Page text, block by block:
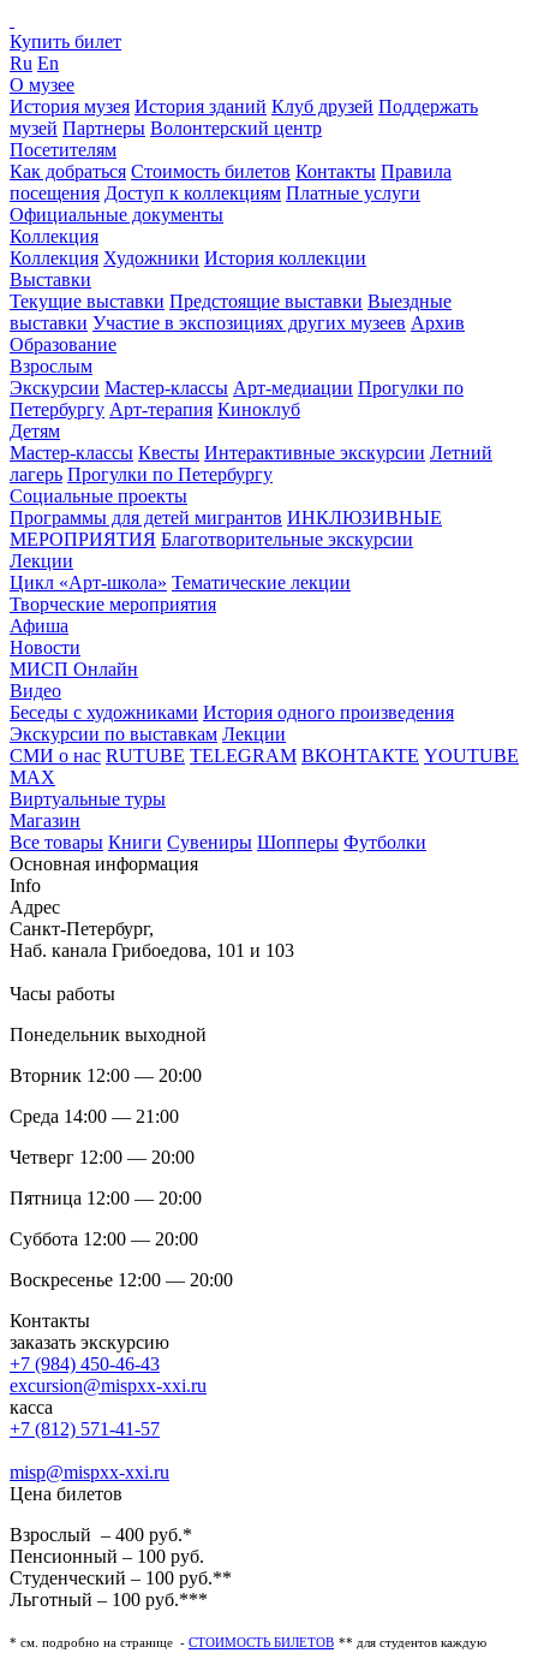
Купить билет
Ru En
О музее
История музея История зданий Клуб друзей Поддержать
музей Партнеры Волонтерский центр
Посетителям
Как добраться Стоимость билетов Контакты Правила
посещения Доступ к коллекциям Платные услуги
Официальные документы
Коллекция
Коллекция Художники История коллекции
Выставки
Текущие выставки Предстоящие выставки Выездные
выставки Участие в экспозициях других музеев Архив
Образование
Взрослым
Экскурсии Мастер-классы Арт-медиации Прогулки по
Петербургу Арт-терапия Киноклуб
Детям
Мастер-классы Квесты Интерактивные экскурсии Летний
лагерь Прогулки по Петербургу
Социальные проекты
Программы для детей мигрантов ИНКЛЮЗИВНЫЕ
МЕРОПРИЯТИЯ Благотворительные экскурсии
Лекции
Цикл «Арт-школа» Тематические лекции
Творческие мероприятия
Афиша
Новости
МИСП Онлайн
Видео
Беседы с художниками История одного произведения
Экскурсии по выставкам Лекции
СМИ о нас RUTUBE TELEGRAM ВКОНТАКТЕ YOUTUBE
MAX
Виртуальные туры
Магазин
Все товары Книги Сувениры Шопперы Футболки
Основная информация
Info
Адрес
Санкт-Петербург,
Наб. канала Грибоедова, 101 и 103
Часы работы
Понедельник выходной
Вторник 12:00 — 20:00
Среда 14:00 — 21:00
Четверг 12:00 — 20:00
Пятница 12:00 — 20:00
Суббота 12:00 — 20:00
Воскресенье 12:00 — 20:00
Контакты
заказать экскурсию
+7 (984) 450-46-43
excursion@mispxx-xxi.ru
касса
+7 (812) 571-41-57
misp@mispxx-xxi.ru
Цена билетов
Взрослый – 400 руб.*
Пенсионный – 100 руб.
Студенческий – 100 руб.**
Льготный – 100 руб.***
* см. подробно на странице - СТОИМОСТЬ БИЛЕТОВ ** для студентов каждую